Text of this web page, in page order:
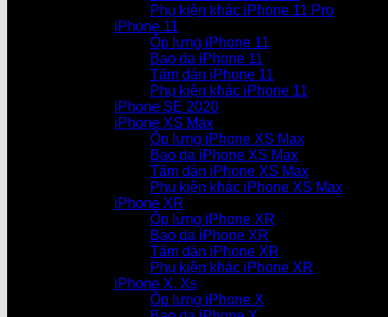
Phụ kiện khác iPhone 11 Pro
iPhone 11
Ốp lưng iPhone 11
Bao da iPhone 11
Tấm dán iPhone 11
Phụ kiện khác iPhone 11
iPhone SE 2020
iPhone XS Max
Ốp lưng iPhone XS Max
Bao da iPhone XS Max
Tấm dán iPhone XS Max
Phụ kiện khác iPhone XS Max
iPhone XR
Ốp lưng iPhone XR
Bao da iPhone XR
Tấm dán iPhone XR
Phụ kiện khác iPhone XR
iPhone X, Xs
Ốp lưng iPhone X